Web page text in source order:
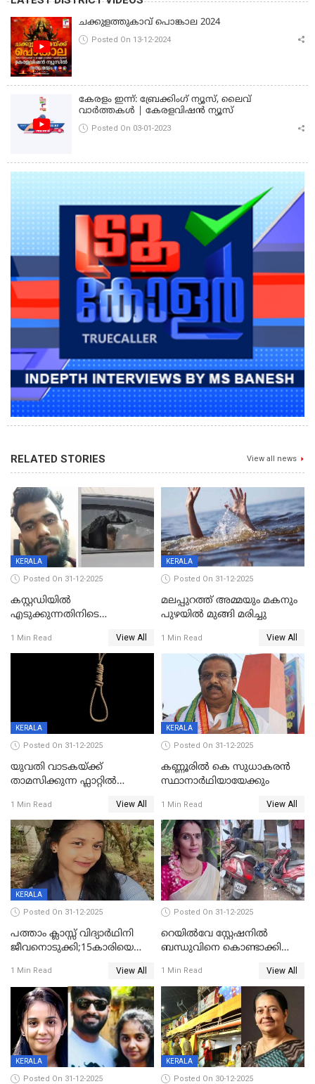
ചക്കുളത്തുകാവ് പൊങ്കാല 2024
Posted On 13-12-2024
കേരളം ഇന്ന്: ബ്രേക്കിംഗ് ന്യൂസ്, ലൈവ്
വാർത്തകൾ | കേരളവിഷൻ ന്യൂസ്
Posted On 03-01-2023
RELATED STORIES View all news
KERALA
Posted On 31-12-2025
കസ്റ്റഡിയിൽ
എടുക്കുന്നതിനിടെ
വധശ്രമക്കേസ് പ്രതി പിടിയിൽ
1 Min Read View All
KERALA
Posted On 31-12-2025
മലപ്പുറത്ത് അമ്മയും മകനും
പുഴയിൽ മുങ്ങി മരിച്ചു
1 Min Read View All
KERALA
Posted On 31-12-2025
യുവതി വാടകയ്ക്ക്
താമസിക്കുന്ന ഫ്ലാറ്റില്‍
സംഭവം കൈതപ്പൊയിലില്‍
1 Min Read View All
KERALA
Posted On 31-12-2025
കണ്ണൂരിൽ കെ സുധാകരൻ
സ്ഥാനാർഥിയായേക്കും
1 Min Read View All
KERALA
Posted On 31-12-2025
പത്താം ക്ലാസ്സ് വിദ്യാര്‍ഥിനി
ജീവനൊടുക്കി;15കാരിയെ
കിടപ്പുമുറിയില്‍ തൂങ്ങി മരിച്ച
നിലയിൽ
1 Min Read View All
Posted On 31-12-2025
റെയിൽവേ സ്റ്റേഷനിൽ
ബന്ധുവിനെ കൊണ്ടാക്കി
ലോറി സ്കൂട്ടറിൽ ഇടിച്ചു :
യുവതിക്ക് ദാരുണാന്ത്യം
1 Min Read View All
KERALA
Posted On 31-12-2025
KERALA
Posted On 30-12-2025